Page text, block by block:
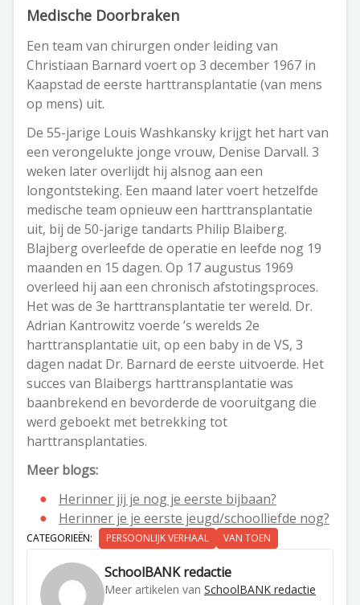
Medische Doorbraken
Een team van chirurgen onder leiding van
Christiaan Barnard voert op 3 december 1967 in
Kaapstad de eerste harttransplantatie (van mens
op mens) uit.
De 55-jarige Louis Washkansky krijgt het hart van
een verongelukte jonge vrouw, Denise Darvall. 3
weken later overlijdt hij alsnog aan een
longontsteking. Een maand later voert hetzelfde
medische team opnieuw een harttransplantatie
uit, bij de 50-jarige tandarts Philip Blaiberg.
Blajberg overleefde de operatie en leefde nog 19
maanden en 15 dagen. Op 17 augustus 1969
overleed hij aan een chronisch afstotingsproces.
Het was de 3e harttransplantatie ter wereld. Dr.
Adrian Kantrowitz voerde ’s werelds 2e
harttransplantatie uit, op een baby in de VS, 3
dagen nadat Dr. Barnard de eerste uitvoerde. Het
succes van Blaibergs harttransplantatie was
baanbrekend en bevorderde de vooruitgang die
werd geboekt met betrekking tot
harttransplantaties.
Meer blogs:
Herinner jij je nog je eerste bijbaan?
Herinner je je eerste jeugd/schoolliefde nog?
CATEGORIEËN: PERSOONLIJK VERHAAL VAN TOEN
SchoolBANK redactie
Meer artikelen van SchoolBANK redactie